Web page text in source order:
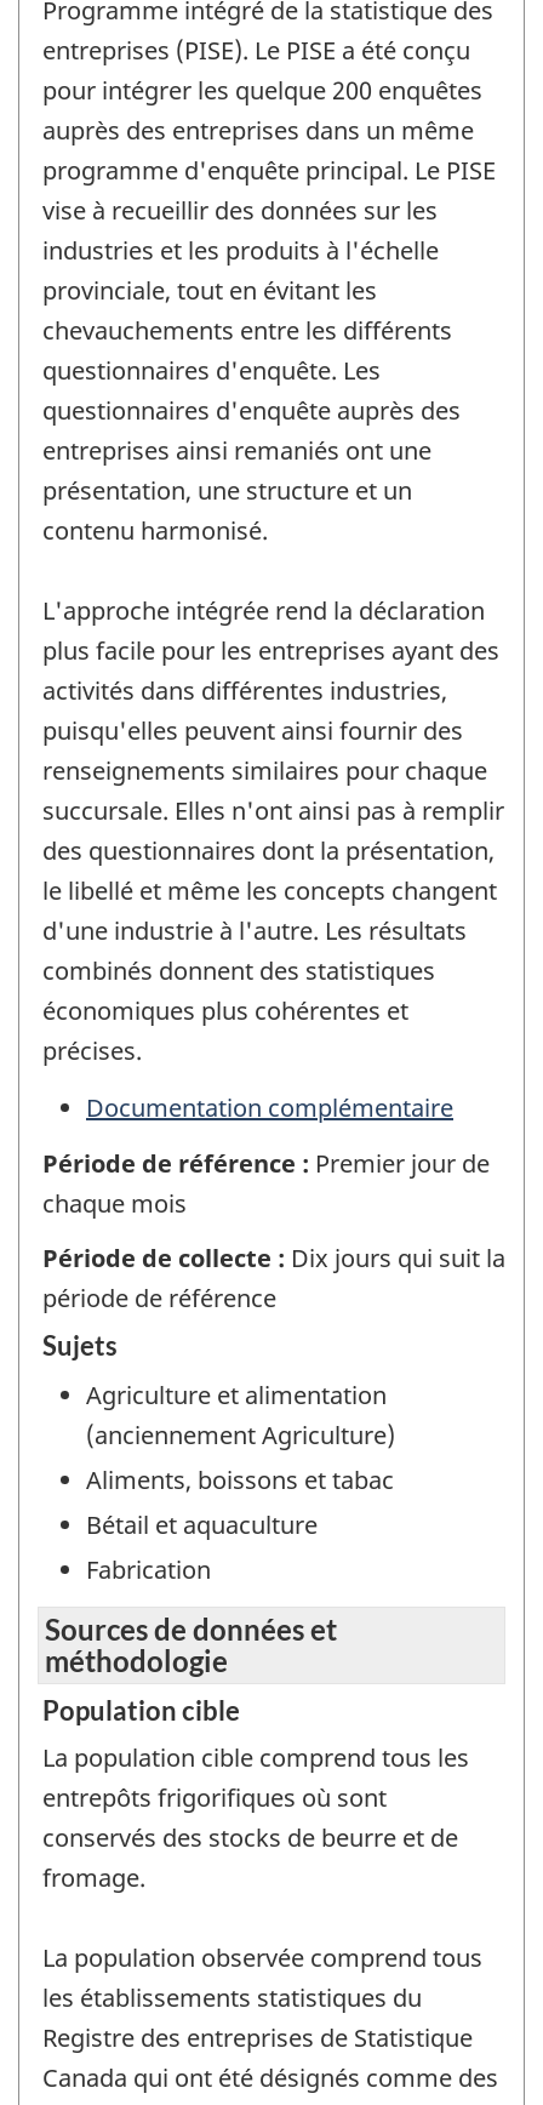
Programme intégré de la statistique des
entreprises (PISE). Le PISE a été conçu
pour intégrer les quelque 200 enquêtes
auprès des entreprises dans un même
programme d'enquête principal. Le PISE
vise à recueillir des données sur les
industries et les produits à l'échelle
provinciale, tout en évitant les
chevauchements entre les différents
questionnaires d'enquête. Les
questionnaires d'enquête auprès des
entreprises ainsi remaniés ont une
présentation, une structure et un
contenu harmonisé.
L'approche intégrée rend la déclaration
plus facile pour les entreprises ayant des
activités dans différentes industries,
puisqu'elles peuvent ainsi fournir des
renseignements similaires pour chaque
succursale. Elles n'ont ainsi pas à remplir
des questionnaires dont la présentation,
le libellé et même les concepts changent
d'une industrie à l'autre. Les résultats
combinés donnent des statistiques
économiques plus cohérentes et
précises.
Documentation complémentaire
Période de référence : Premier jour de
chaque mois
Période de collecte : Dix jours qui suit la
période de référence
Sujets
Agriculture et alimentation
(anciennement Agriculture)
Aliments, boissons et tabac
Bétail et aquaculture
Fabrication
Sources de données et
méthodologie
Population cible
La population cible comprend tous les
entrepôts frigorifiques où sont
conservés des stocks de beurre et de
fromage.
La population observée comprend tous
les établissements statistiques du
Registre des entreprises de Statistique
Canada qui ont été désignés comme des